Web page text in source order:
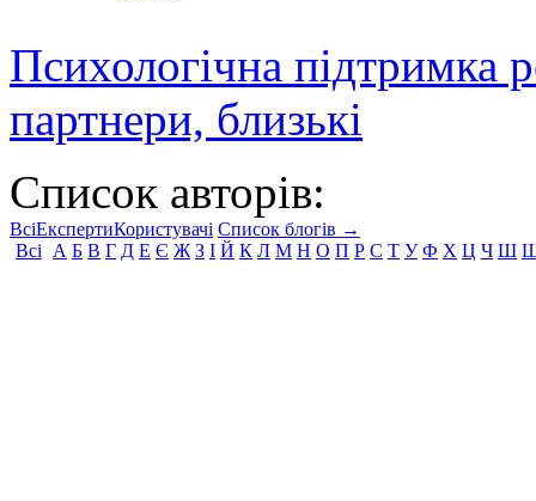
Психологічна підтримка
партнери, близькі
Список авторів:
ВсіЕкспертиКористувачі Список блогів →
Всі
А Б В Г Д Е Є Ж З І Й К Л М Н О П Р С Т У Ф Х Ц Ч Ш